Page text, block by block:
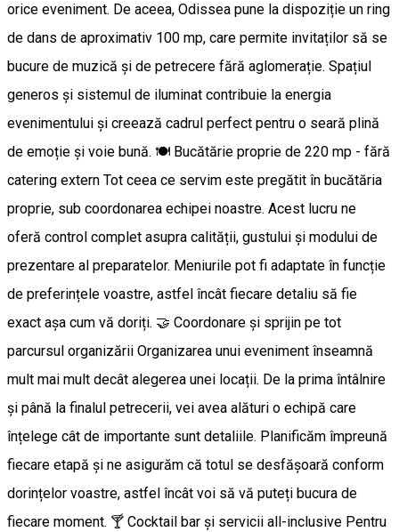
orice eveniment. De aceea, Odissea pune la dispoziție un ring
de dans de aproximativ 100 mp, care permite invitaților să se
bucure de muzică și de petrecere fără aglomerație. Spațiul
generos și sistemul de iluminat contribuie la energia
evenimentului și creează cadrul perfect pentru o seară plină
de emoție și voie bună. 🍽️ Bucătărie proprie de 220 mp - fără
catering extern Tot ceea ce servim este pregătit în bucătăria
proprie, sub coordonarea echipei noastre. Acest lucru ne
oferă control complet asupra calității, gustului și modului de
prezentare al preparatelor. Meniurile pot fi adaptate în funcție
de preferințele voastre, astfel încât fiecare detaliu să fie
exact așa cum vă doriți. 🤝 Coordonare și sprijin pe tot
parcursul organizării Organizarea unui eveniment înseamnă
mult mai mult decât alegerea unei locații. De la prima întâlnire
și până la finalul petrecerii, vei avea alături o echipă care
înțelege cât de importante sunt detaliile. Planificăm împreună
fiecare etapă și ne asigurăm că totul se desfășoară conform
dorințelor voastre, astfel încât voi să vă puteți bucura de
fiecare moment. 🍸 Cocktail bar și servicii all-inclusive Pentru